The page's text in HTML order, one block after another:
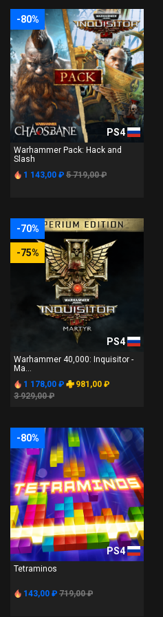
-80%
PS4
Warhammer Pack: Hack and
Slash
1 143,00 ₽ 5 719,00 ₽
-70%
-75%
PS4
Warhammer 40,000: Inquisitor -
Ma...
1 178,00 ₽
981,00 ₽
3 929,00 ₽
-80%
PS4
Tetraminos
143,00 ₽ 719,00 ₽